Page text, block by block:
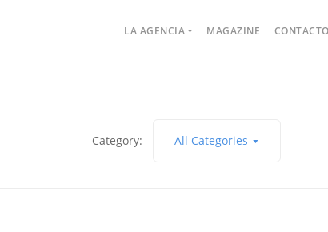
Main
LA AGENCIA MAGAZINE CONTACTO
Category: All Categories